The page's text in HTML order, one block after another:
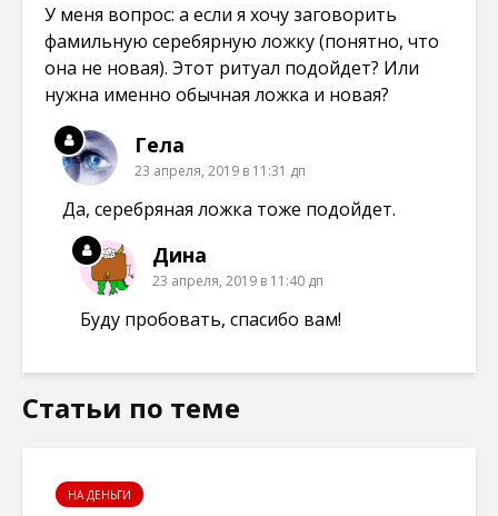
У меня вопрос: а если я хочу заговорить
фамильную серебярную ложку (понятно, что
она не новая). Этот ритуал подойдет? Или
нужна именно обычная ложка и новая?
Гела
23 апреля, 2019 в 11:31 дп
Да, серебряная ложка тоже подойдет.
Дина
23 апреля, 2019 в 11:40 дп
Буду пробовать, спасибо вам!
Статьи по теме
НА ДЕНЬГИ